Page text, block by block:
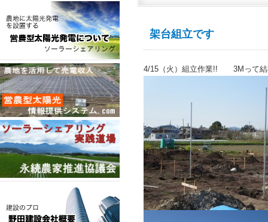
架台組立です
4/15（火）組立作業!! 3Mって結